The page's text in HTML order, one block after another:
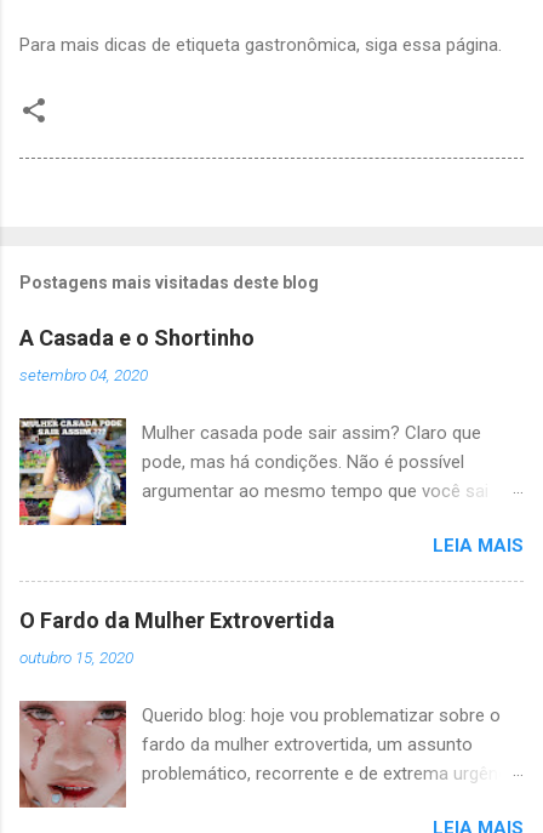
Para mais dicas de etiqueta gastronômica, siga essa página.
Postagens mais visitadas deste blog
A Casada e o Shortinho
setembro 04, 2020
Mulher casada pode sair assim? Claro que
pode, mas há condições. Não é possível
argumentar ao mesmo tempo que você sai
olhada ao mesmo tempo que reclama do seu
bofe que não quer que você saia com o short
porque ele acha ruim que você vai ser olhada.
regras. Se o boy não pode ficar de mimimi
porque tem escroto olhando para o popô
delícia da Mona, a Mona também não. A regra é
LEIA MAIS
O Fardo da Mulher Extrovertida
outubro 15, 2020
Querido blog: hoje vou problematizar sobre o
fardo da mulher extrovertida, um assunto
problemático, recorrente e de extrema urgência